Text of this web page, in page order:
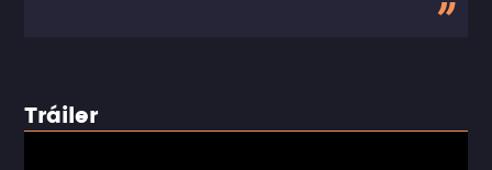
Tráiler